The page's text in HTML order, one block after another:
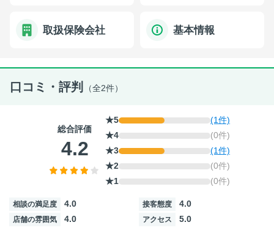
取扱保険会社 基本情報
口コミ・評判 （全2件）
総合評価
4.2
★5
(1件)
★4
(0件)
★3
(1件)
★2
(0件)
★1
(0件)
相談の満足度 4.0 接客態度 4.0
店舗の雰囲気 4.0 アクセス 5.0